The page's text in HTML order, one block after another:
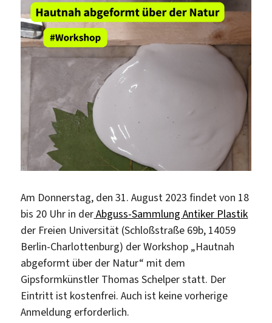
Am Donnerstag, den 31. August 2023 findet von 18
bis 20 Uhr in derAbguss-Sammlung Antiker Plastik
der Freien Universität (Schloßstraße 69b, 14059
Berlin-Charlottenburg) der Workshop „Hautnah
abgeformt über der Natur“ mit dem
Gipsformkünstler Thomas Schelper statt. Der
Eintritt ist kostenfrei. Auch ist keine vorherige
Anmeldung erforderlich.